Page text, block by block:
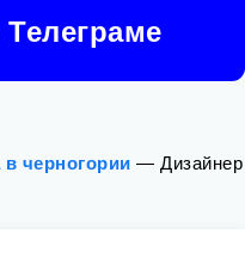
Телеграме
в черногории — Дизайнер